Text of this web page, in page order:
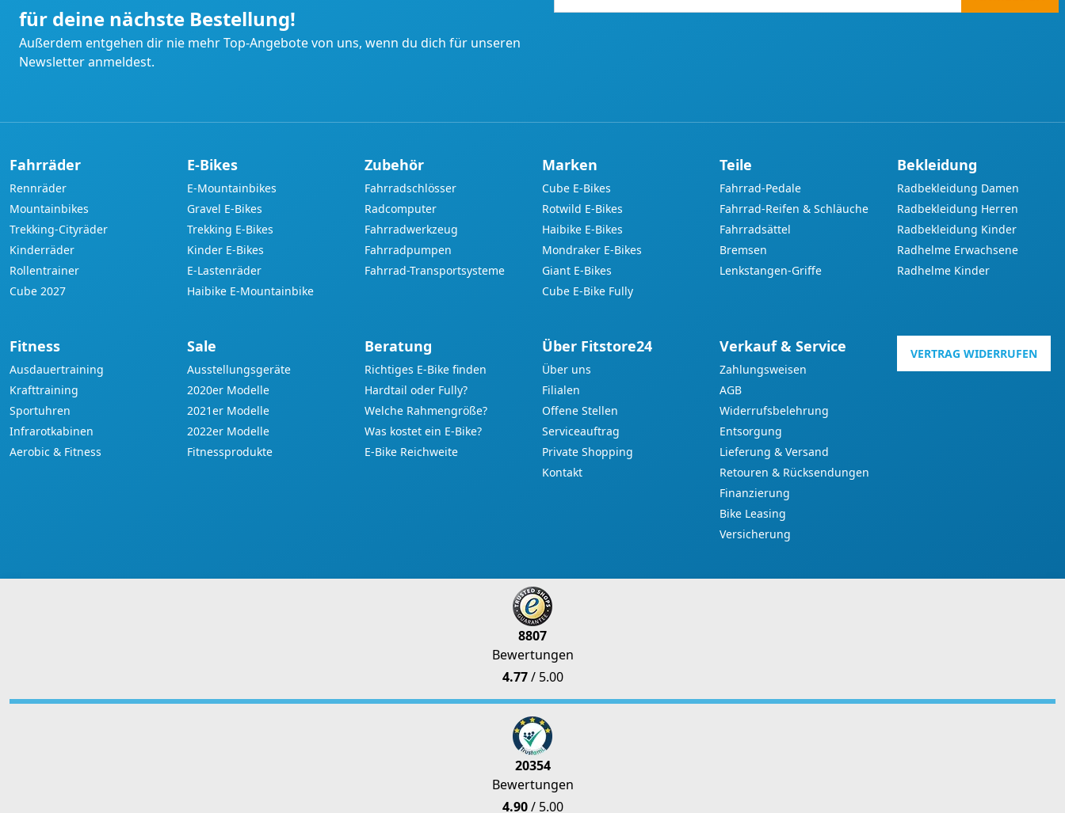
für deine nächste Bestellung!
Außerdem entgehen dir nie mehr Top-Angebote von uns, wenn du dich für unseren
Newsletter anmeldest.
Mail-
Fahrräder
Rennräder
Mountainbikes
Trekking-Cityräder
Kinderräder
Rollentrainer
Cube 2027
E-Bikes
E-Mountainbikes
Gravel E-Bikes
Trekking E-Bikes
Kinder E-Bikes
E-Lastenräder
Haibike E-Mountainbike
Zubehör
Fahrradschlösser
Radcomputer
Fahrradwerkzeug
Fahrradpumpen
Fahrrad-Transportsysteme
Marken
Cube E-Bikes
Rotwild E-Bikes
Haibike E-Bikes
Mondraker E-Bikes
Giant E-Bikes
Cube E-Bike Fully
Teile
Fahrrad-Pedale
Fahrrad-Reifen & Schläuche
Fahrradsättel
Bremsen
Lenkstangen-Griffe
Bekleidung
Radbekleidung Damen
Radbekleidung Herren
Radbekleidung Kinder
Radhelme Erwachsene
Radhelme Kinder
Fitness
Ausdauertraining
Krafttraining
Sportuhren
Infrarotkabinen
Aerobic & Fitness
Sale
Ausstellungsgeräte
2020er Modelle
2021er Modelle
2022er Modelle
Fitnessprodukte
Beratung
Richtiges E-Bike finden
Hardtail oder Fully?
Welche Rahmengröße?
Was kostet ein E-Bike?
E-Bike Reichweite
Über Fitstore24
Über uns
Filialen
Offene Stellen
Serviceauftrag
Private Shopping
Kontakt
Verkauf & Service
Zahlungsweisen
AGB
Widerrufsbelehrung
Entsorgung
Lieferung & Versand
Retouren & Rücksendungen
Finanzierung
Bike Leasing
Versicherung
VERTRAG WIDERRUFEN
8807
Bewertungen
4.77/ 5.00
20354
Bewertungen
4.90/ 5.00